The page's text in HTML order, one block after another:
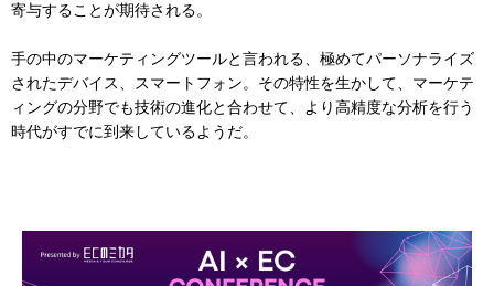
寄与することが期待される。
手の中のマーケティングツールと言われる、極めてパーソナライズ
されたデバイス、スマートフォン。その特性を生かして、マーケテ
ィングの分野でも技術の進化と合わせて、より高精度な分析を行う
時代がすでに到来しているようだ。